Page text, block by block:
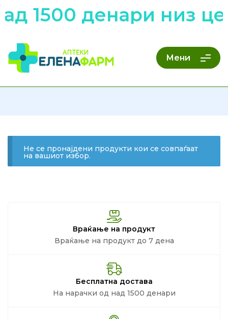
1500 денари низ
Мени
Не се пронајдени продукти кои се совпаѓаат
на вашиот избор.
Враќање на продукт
Враќање на продукт до 7 дена
Бесплатна достава
На нарачки од над 1500 денари